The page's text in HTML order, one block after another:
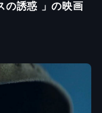
の誘惑 」の映画